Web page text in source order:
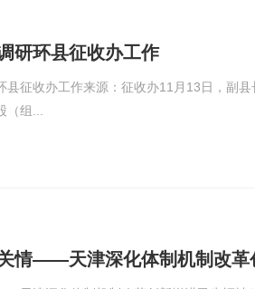
研环县征收办工作
县征收办工作来源：征收办11月13日，副
组...
情——天津深化体制机制改革